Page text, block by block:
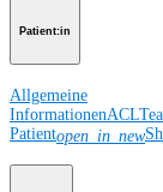
Patient:in
Allgemeine
Informationen
Patientopen_in_new